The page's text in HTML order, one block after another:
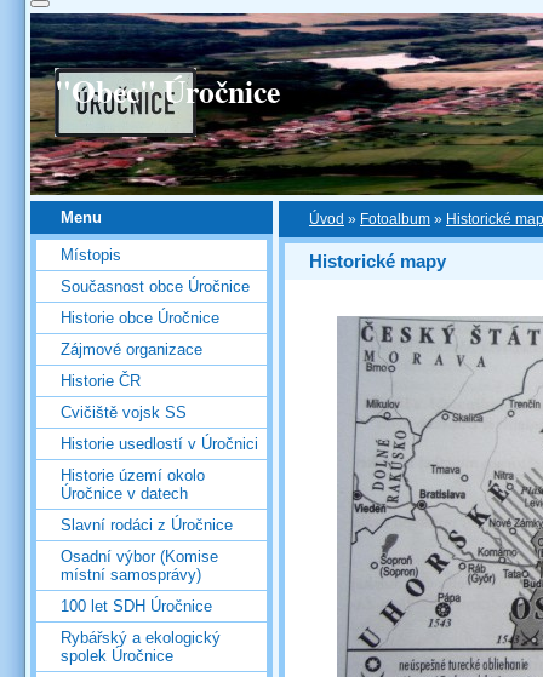
"Obec" Úročnice
Úvod » Fotoalbum » Historické
Historické mapy
Menu
Místopis
Současnost obce Úročnice
Historie obce Úročnice
Zájmové organizace
Historie ČR
Cvičiště vojsk SS
Historie usedlostí v Úročnici
Historie území okolo
Úročnice v datech
Slavní rodáci z Úročnice
Osadní výbor (Komise
místní samosprávy)
100 let SDH Úročnice
Rybářský a ekologický
spolek Úročnice